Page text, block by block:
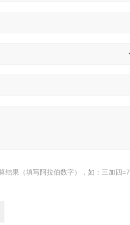
结果（填写阿拉伯数字），如：三加四=7